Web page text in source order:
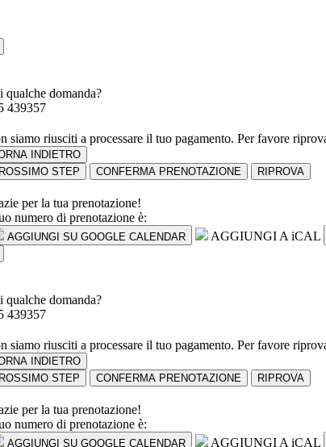
qualche domanda?
439357
siamo riusciti a processare il tuo pagamento. Per favore
INDIETRO
STEP
CONFERMA PRENOTAZIONE RIPROVA
per la tua prenotazione!
numero di prenotazione è:
AGGIUNGI SU GOOGLE CALENDAR AGGIUNGI A iCAL
qualche domanda?
439357
siamo riusciti a processare il tuo pagamento. Per favore
INDIETRO
STEP
CONFERMA PRENOTAZIONE RIPROVA
per la tua prenotazione!
numero di prenotazione è:
AGGIUNGI SU GOOGLE CALENDAR AGGIUNGI A iCAL